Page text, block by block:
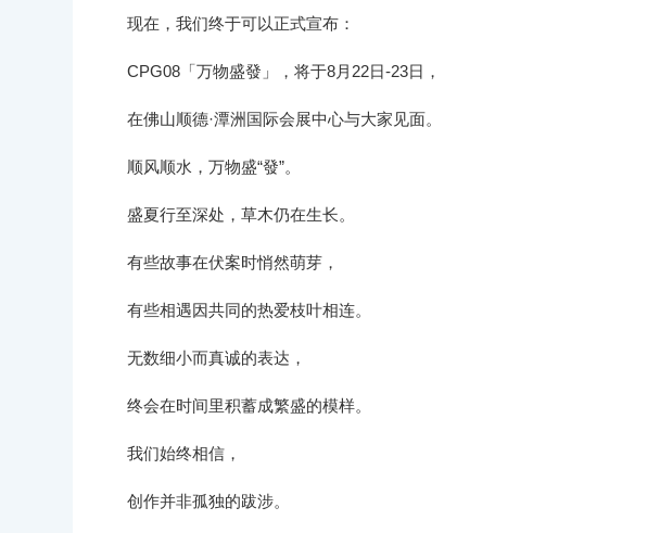
现在，我们终于可以正式宣布：
CPG08「万物盛發」，将于8月22日-23日，
在佛山顺德·潭洲国际会展中心与大家见面。
顺风顺水，万物盛“發”。
盛夏行至深处，草木仍在生长。
有些故事在伏案时悄然萌芽，
有些相遇因共同的热爱枝叶相连。
无数细小而真诚的表达，
终会在时间里积蓄成繁盛的模样。
我们始终相信，
创作并非孤独的跋涉。